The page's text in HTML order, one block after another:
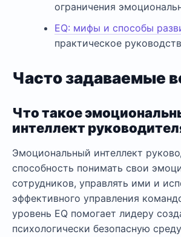
ограничения
EQ: мифы и способы
практическое
Часто задаваемые
Что такое
интеллект
Эмоциональный интеллект
способность понимать свои
сотрудников, управлять ими и
эффективного управления
уровень EQ помогает лидеру
психологически безопасную